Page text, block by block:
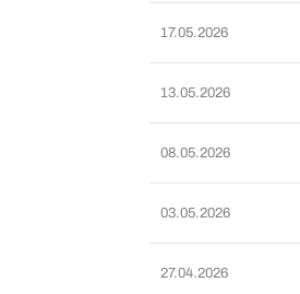
17.05.2026
13.05.2026
08.05.2026
03.05.2026
27.04.2026